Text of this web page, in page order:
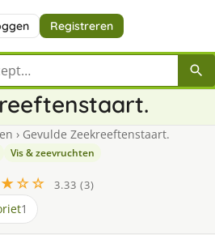
Registreren
› Gevulde Zeekreeftenstaart.
Vis & zeevruchten
3.33 (3)
1